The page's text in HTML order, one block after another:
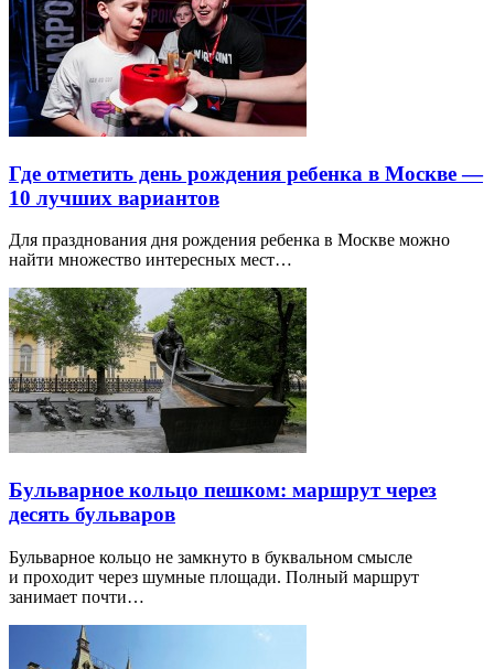
Где отметить день рождения ребенка в Москве —
10 лучших вариантов
Для празднования дня рождения ребенка в Москве можно
найти множество интересных мест…
Бульварное кольцо пешком: маршрут через
десять бульваров
Бульварное кольцо не замкнуто в буквальном смысле
и проходит через шумные площади. Полный маршрут
занимает почти…